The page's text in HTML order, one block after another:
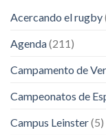
Acercando el rugby
Agenda(211)
Campamento de
Campeonatos de
Campus Leinster(5)